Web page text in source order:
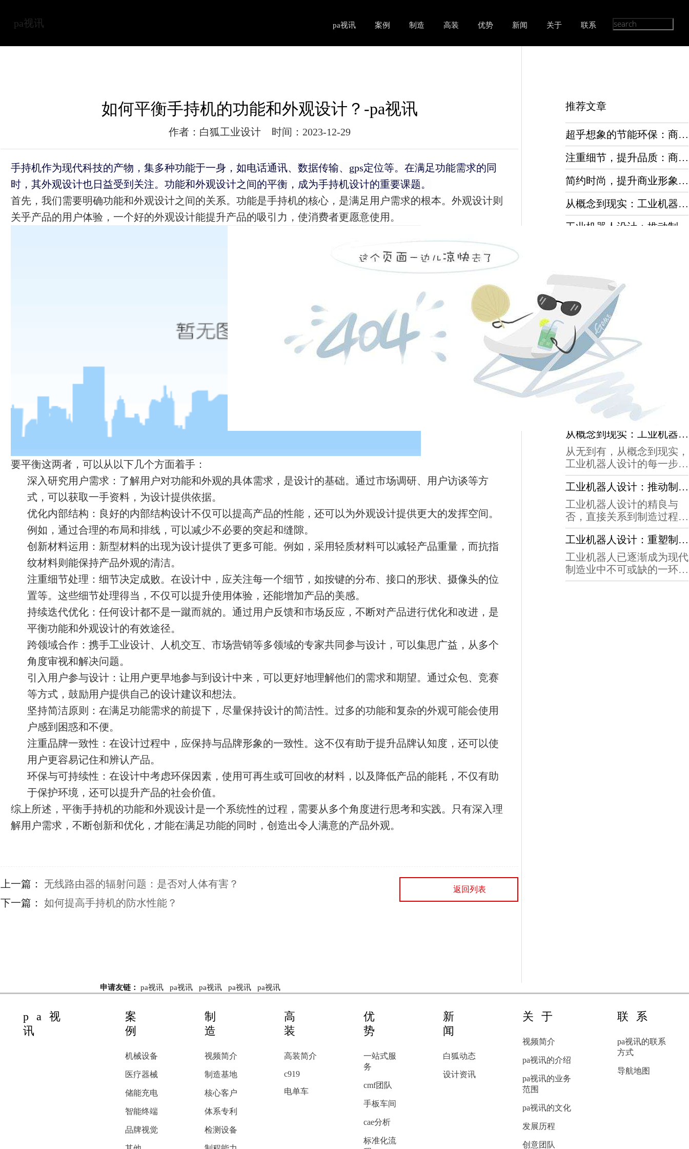
pa视讯 pa视讯 案例 制造 高装 优势 新闻 关于 联系
如何平衡手持机的功能和外观设计？-pa视讯
作者：白狐工业设计 时间：2023-12-29
手持机作为现代科技的产物，集多种功能于一身，如电话通讯、数据传输、gps定位等。在满足功能需求的同
时，其外观设计也日益受到关注。功能和外观设计之间的平衡，成为手持机设计的重要课题。
首先，我们需要明确功能和外观设计之间的关系。功能是手持机的核心，是满足用户需求的根本。外观设计则
关乎产品的用户体验，一个好的外观设计能提升产品的吸引力，使消费者更愿意使用。
要平衡这两者，可以从以下几个方面着手：
深入研究用户需求：了解用户对功能和外观的具体需求，是设计的基础。通过市场调研、用户访谈等方
式，可以获取一手资料，为设计提供依据。
优化内部结构：良好的内部结构设计不仅可以提高产品的性能，还可以为外观设计提供更大的发挥空间。
例如，通过合理的布局和排线，可以减少不必要的突起和缝隙。
创新材料运用：新型材料的出现为设计提供了更多可能。例如，采用轻质材料可以减轻产品重量，而抗指
纹材料则能保持产品外观的清洁。
注重细节处理：细节决定成败。在设计中，应关注每一个细节，如按键的分布、接口的形状、摄像头的位
置等。这些细节处理得当，不仅可以提升使用体验，还能增加产品的美感。
持续迭代优化：任何设计都不是一蹴而就的。通过用户反馈和市场反应，不断对产品进行优化和改进，是
平衡功能和外观设计的有效途径。
跨领域合作：携手工业设计、人机交互、市场营销等多领域的专家共同参与设计，可以集思广益，从多个
角度审视和解决问题。
引入用户参与设计：让用户更早地参与到设计中来，可以更好地理解他们的需求和期望。通过众包、竞赛
等方式，鼓励用户提供自己的设计建议和想法。
坚持简洁原则：在满足功能需求的前提下，尽量保持设计的简洁性。过多的功能和复杂的外观可能会使用
户感到困惑和不便。
注重品牌一致性：在设计过程中，应保持与品牌形象的一致性。这不仅有助于提升品牌认知度，还可以使
用户更容易记住和辨认产品。
环保与可持续性：在设计中考虑环保因素，使用可再生或可回收的材料，以及降低产品的能耗，不仅有助
于保护环境，还可以提升产品的社会价值。
综上所述，平衡手持机的功能和外观设计是一个系统性的过程，需要从多个角度进行思考和实践。只有深入理
解用户需求，不断创新和优化，才能在满足功能的同时，创造出令人满意的产品外观。
上一篇： 无线路由器的辐射问题：是否对人体有害？
下一篇：如何提高手持机的防水性能？
返回列表
推荐文章
超乎想象的节能环保：商业饮水机设计引领绿色商业风潮！
注重细节，提升品质：商业饮水机设计的精致之处！
简约时尚，提升商业形象：商业饮水机设计的精美外观优势！
从概念到现实：工业机器人设计的全流程解析
在当今社会，随着环保意识
的日益增强，绿色、节能、
低碳已经成为商业领域的关
键词。商业饮水机作为商业
场所中不可或缺的设备之
一，也正面临着如何更好地
满足环保要求和提升用户体
验的挑战。我们的商业饮水
机设计正是为了解决这一问
题而生。它不仅注重产品的
外观和功能，更将环保理念
融入其中，通过一系列创新
技术，实现了超...
在当今商业环境中，品质与
细节的追求显得尤为重要。
商业饮水机作为商业场所的
基本设施之一，其设计不仅
关乎着饮水体验，更代表着
企业的形象与品质。本文将
深入探讨商业饮水机设计的
精致之处，以及如何通过注
重细节来提升产品品质。
一、人性化设计商业饮水机
设计的人性化是提升品质的
关键之一。从使用者的角度
出发，考虑不同...
在现代商业环境中，一个简
约时尚、设计精美的饮水机
不仅能够满足基本的饮水需
求，更能成为商业空间中的
亮点，提升整体的品牌形
象。商业饮水机设计在外观
上的精美之处，正是其独特
的优势所在。首先，简约的
设计风格使得商业饮水机能
够轻松融入各种商业场所，
无论是现代化的办公室、时
尚的咖啡厅，还是高端的商
务会所，都能与...
从概念到现实：工业机器人设计的全流程解析
从无到有，从概念到现实，
工业机器人设计的每一步都
凝聚了无数工程师的智慧与
汗水。本文将深入解析工业
机器人设计的全流程，为您
揭示这一神奇转变背后的故
事。一、设计之初：明确需
求与目标任何设计工作的第
一步都是明确需求。对于工
业机器人设计，需求通常来
自生产线的需求、工艺的要
工业机器人设计：推动制造业迈向智能化
工业机器人设计的精良与
否，直接关系到制造过程的
效率、产品质量以及生产成
本。更为重要的是，一个先
进、高效的工业机器人设计
能够推动制造业迈向更高程
度的智能化。工业机器人设
工业机器人设计：重塑制造业格局的力量。
工业机器人已逐渐成为现代
制造业中不可或缺的一环。
其背后，是工业机器人设计
申请友链： pa视讯 pa视讯 pa视讯 pa视讯 pa视讯
pa视
讯
案
例
机械设备
医疗器械
储能充电
智能终端
品牌视觉
制
造
视频简介
制造基地
核心客户
体系专利
检测设备
高
装
高装简介
c919
电单车
优
势
一站式服
务
cmf团队
手板车间
cae分析
标准化流
新
闻
白狐动态
设计资讯
关于
视频简介
pa视讯的介绍
pa视讯的业务
范围
pa视讯的文化
发展历程
创意团队
联系
pa视讯的联系
方式
导航地图